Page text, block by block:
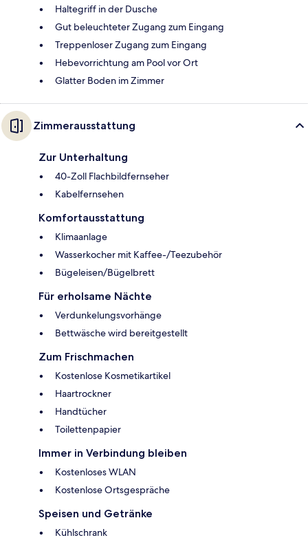
Haltegriff in der Dusche
Gut beleuchteter Zugang zum Eingang
Treppenloser Zugang zum Eingang
Hebevorrichtung am Pool vor Ort
Glatter Boden im Zimmer
Zimmerausstattung
Zur Unterhaltung
40-Zoll Flachbildfernseher
Kabelfernsehen
Komfortausstattung
Klimaanlage
Wasserkocher mit Kaffee-/Teezubehör
Bügeleisen/Bügelbrett
Für erholsame Nächte
Verdunkelungsvorhänge
Bettwäsche wird bereitgestellt
Zum Frischmachen
Kostenlose Kosmetikartikel
Haartrockner
Handtücher
Toilettenpapier
Immer in Verbindung bleiben
Kostenloses WLAN
Kostenlose Ortsgespräche
Speisen und Getränke
Kühlschrank